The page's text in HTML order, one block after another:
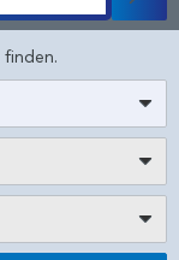
finden.